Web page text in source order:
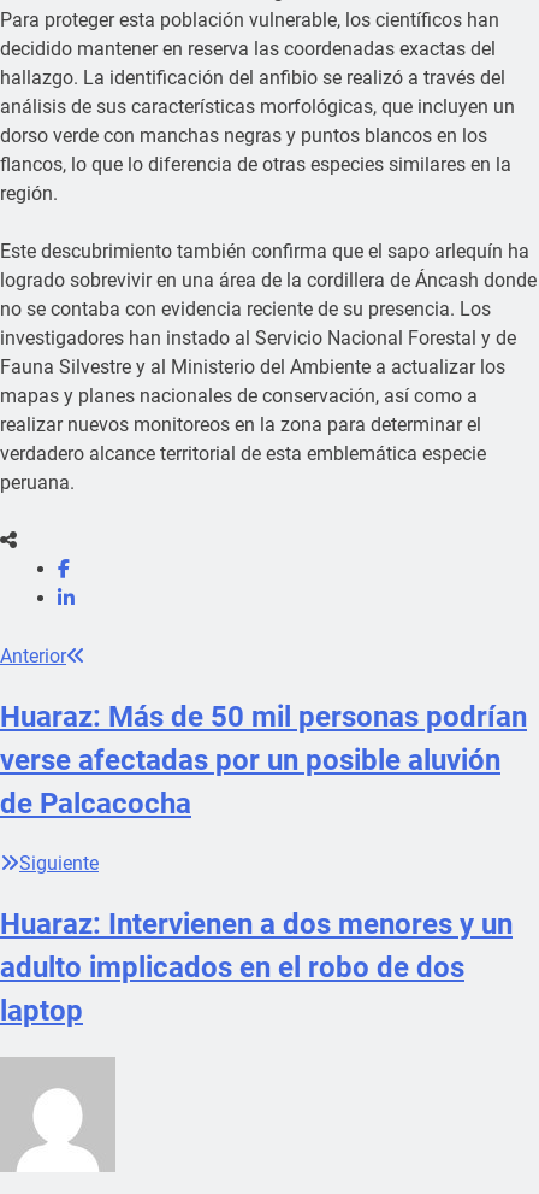
Para proteger esta población vulnerable, los científicos han
decidido mantener en reserva las coordenadas exactas del
hallazgo. La identificación del anfibio se realizó a través del
análisis de sus características morfológicas, que incluyen un
dorso verde con manchas negras y puntos blancos en los
flancos, lo que lo diferencia de otras especies similares en la
región.
Este descubrimiento también confirma que el sapo arlequín ha
logrado sobrevivir en una área de la cordillera de Áncash donde
no se contaba con evidencia reciente de su presencia. Los
investigadores han instado al Servicio Nacional Forestal y de
Fauna Silvestre y al Ministerio del Ambiente a actualizar los
mapas y planes nacionales de conservación, así como a
realizar nuevos monitoreos en la zona para determinar el
verdadero alcance territorial de esta emblemática especie
peruana.
Anterior
Huaraz: Más de 50 mil personas podrían
verse afectadas por un posible aluvión
de Palcacocha
Siguiente
Huaraz: Intervienen a dos menores y un
adulto implicados en el robo de dos
laptop